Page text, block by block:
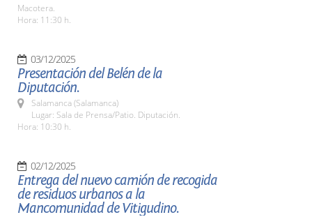
Macotera.
Hora: 11:30 h.
03/12/2025
Presentación del Belén de la
Diputación.
Salamanca (Salamanca)
Lugar: Sala de Prensa/Patio. Diputación.
Hora: 10:30 h.
02/12/2025
Entrega del nuevo camión de recogida
de residuos urbanos a la
Mancomunidad de Vitigudino.